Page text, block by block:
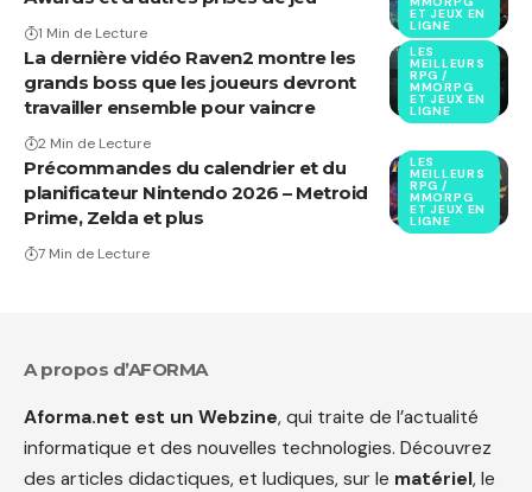
ET JEUX EN
LIGNE
1 Min de Lecture
LES
MEILLEURS
RPG /
MMORPG
ET JEUX EN
LIGNE
La dernière vidéo Raven2 montre les
grands boss que les joueurs devront
travailler ensemble pour vaincre
2 Min de Lecture
LES
MEILLEURS
RPG /
MMORPG
ET JEUX EN
LIGNE
Précommandes du calendrier et du
planificateur Nintendo 2026 – Metroid
Prime, Zelda et plus
7 Min de Lecture
A propos d’AFORMA
Aforma.net est un Webzine, qui traite de l’actualité
informatique et des nouvelles technologies. Découvrez
des articles didactiques, et ludiques, sur le matériel, le